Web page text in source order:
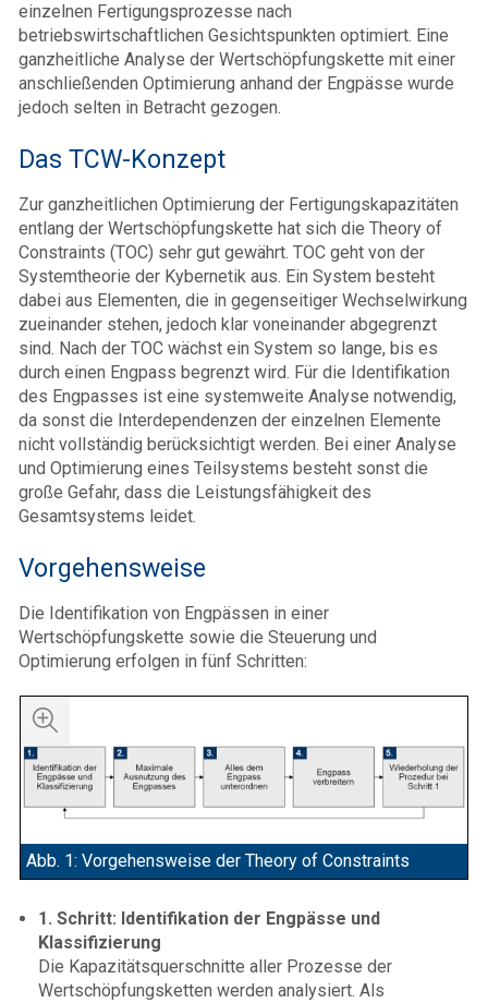
einzelnen Fertigungsprozesse nach
betriebswirtschaftlichen Gesichtspunkten optimiert. Eine
ganzheitliche Analyse der Wertschöpfungskette mit einer
anschließenden Optimierung anhand der Engpässe wurde
jedoch selten in Betracht gezogen.
Das TCW-Konzept
Zur ganzheitlichen Optimierung der Fertigungskapazitäten
entlang der Wertschöpfungskette hat sich die Theory of
Constraints (TOC) sehr gut gewährt. TOC geht von der
Systemtheorie der Kybernetik aus. Ein System besteht
dabei aus Elementen, die in gegenseitiger Wechselwirkung
zueinander stehen, jedoch klar voneinander abgegrenzt
sind. Nach der TOC wächst ein System so lange, bis es
durch einen Engpass begrenzt wird. Für die Identifikation
des Engpasses ist eine systemweite Analyse notwendig,
da sonst die Interdependenzen der einzelnen Elemente
nicht vollständig berücksichtigt werden. Bei einer Analyse
und Optimierung eines Teilsystems besteht sonst die
große Gefahr, dass die Leistungsfähigkeit des
Gesamtsystems leidet.
Vorgehensweise
Die Identifikation von Engpässen in einer
Wertschöpfungskette sowie die Steuerung und
Optimierung erfolgen in fünf Schritten:
Abb. 1: Vorgehensweise der Theory of Constraints
1. Schritt: Identifikation der Engpässe und
Klassifizierung
Die Kapazitätsquerschnitte aller Prozesse der
Wertschöpfungsketten werden analysiert. Als